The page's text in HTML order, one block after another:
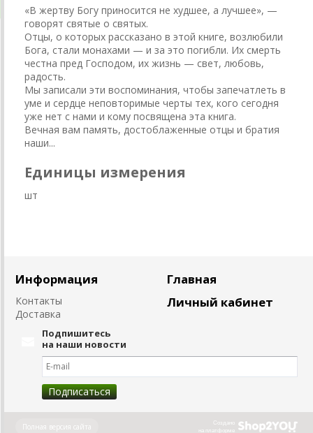
«В жертву Богу приносится не худшее, а лучшее», —
говорят святые о святых.
Отцы, о которых рассказано в этой книге, возлюбили
Бога, стали монахами — и за это погибли. Их смерть
честна пред Господом, их жизнь — свет, любовь,
радость.
Мы записали эти воспоминания, чтобы запечатлеть в
уме и сердце неповторимые черты тех, кого сегодня
уже нет с нами и кому посвящена эта книга.
Вечная вам память, достоблаженные отцы и братия
наши...
Единицы измерения
шт
Информация
Контакты
Доставка
Главная
Личный кабинет
Подпишитесь
на наши новости
Создано
на платформе
Полная версия сайта